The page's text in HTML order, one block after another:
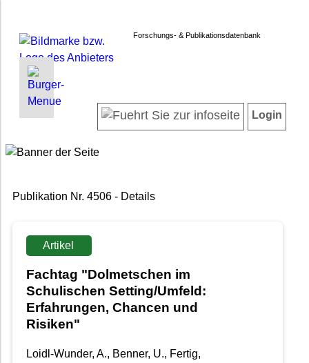
Forschungs- & Publikationsdatenbank
INFORMATIONEN | SUCHEN
Forschendenverzeichnis
Suche in Publikationen
Newsletter
Barrierefreiheit
LOGIN
Login
Publikation Nr. 4506 - Details
Artikel
Fachtag "Dolmetschen im
Schulischen Setting/Umfeld:
Erfahrungen, Chancen und
Risiken"
Loidl-Wunder, A., Benner, U., Fertig,